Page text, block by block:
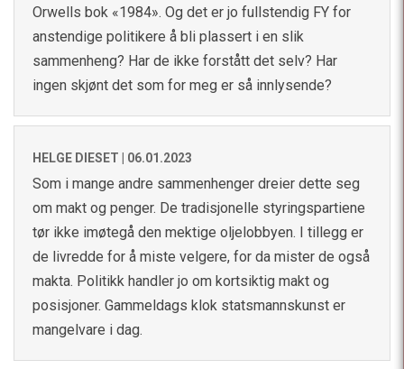
Orwells bok «1984». Og det er jo fullstendig FY for
anstendige politikere å bli plassert i en slik
sammenheng? Har de ikke forstått det selv? Har
ingen skjønt det som for meg er så innlysende?
HELGE DIESET | 06.01.2023
Som i mange andre sammenhenger dreier dette seg
om makt og penger. De tradisjonelle styringspartiene
tør ikke imøtegå den mektige oljelobbyen. I tillegg er
de livredde for å miste velgere, for da mister de også
makta. Politikk handler jo om kortsiktig makt og
posisjoner. Gammeldags klok statsmannskunst er
mangelvare i dag.